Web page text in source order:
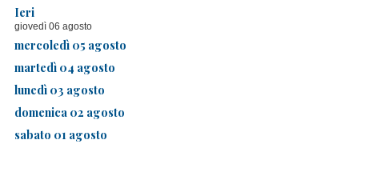
Ieri
giovedì 06 agosto
mercoledì 05 agosto
martedì 04 agosto
lunedì 03 agosto
domenica 02 agosto
sabato 01 agosto